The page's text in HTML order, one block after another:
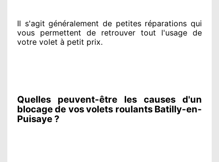
Il s'agit généralement de petites réparations qui
vous permettent de retrouver tout l'usage de
votre volet à petit prix.
Quelles peuvent-être les causes d'un
blocage de vos volets roulants Batilly-en-
Puisaye ?